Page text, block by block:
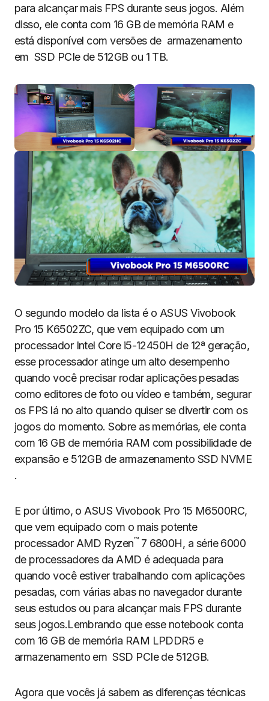
para alcançar mais FPS durante seus jogos. Além
disso, ele conta com 16 GB de memória RAM e
está disponível com versões de armazenamento
em SSD PCIe de 512GB ou 1 TB.
O segundo modelo da lista é o ASUS Vivobook
Pro 15 K6502ZC, que vem equipado com um
processador Intel Core i5-12450H de 12ª geração,
esse processador atinge um alto desempenho
quando você precisar rodar aplicações pesadas
como editores de foto ou vídeo e também, segurar
os FPS lá no alto quando quiser se divertir com os
jogos do momento. Sobre as memórias, ele conta
com 16 GB de memória RAM com possibilidade de
expansão e 512GB de armazenamento SSD NVME
.
E por último, o ASUS Vivobook Pro 15 M6500RC,
que vem equipado com o mais potente
processador AMD Ryzen™7 6800H, a série 6000
de processadores da AMD é adequada para
quando você estiver trabalhando com aplicações
pesadas, com várias abas no navegador durante
seus estudos ou para alcançar mais FPS durante
seus jogos.Lembrando que esse notebook conta
com 16 GB de memória RAM LPDDR5 e
armazenamento em SSD PCIe de 512GB.
Agora que vocês já sabem as diferenças técnicas